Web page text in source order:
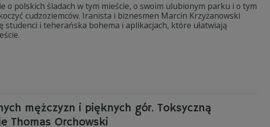
o polskich śladach w tym mieście, o swoim ulubionym parku i o tym
cudzoziemców. Iranista i biznesmen Marcin Krzyżanowski
studenci i teherańska bohema i aplikacjach, które ułatwiają
mężczyzn i pięknych gór. Toksyczną
Thomas Orchowski